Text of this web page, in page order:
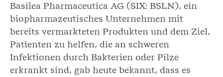
Basilea Pharmaceutica AG (SIX: BSLN), ein
biopharmazeutisches Unternehmen mit
bereits vermarkteten Produkten und dem Ziel,
Patienten zu helfen, die an schweren
Infektionen durch Bakterien oder Pilze
erkrankt sind, gab heute bekannt, dass es